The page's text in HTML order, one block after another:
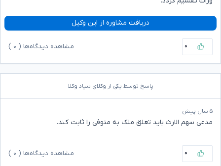
دریافت مشاوره از این وکیل
۰ مشاهده دیدگاه‌ها ( ۰
پاسخ توسط یکی از وکلای بنیاد وکلا
۵ سال پیش
مدعی سهم الارث باید تعلق ملک به متوفی را ثابت کند.
۰ مشاهده دیدگاه‌ها ( ۰